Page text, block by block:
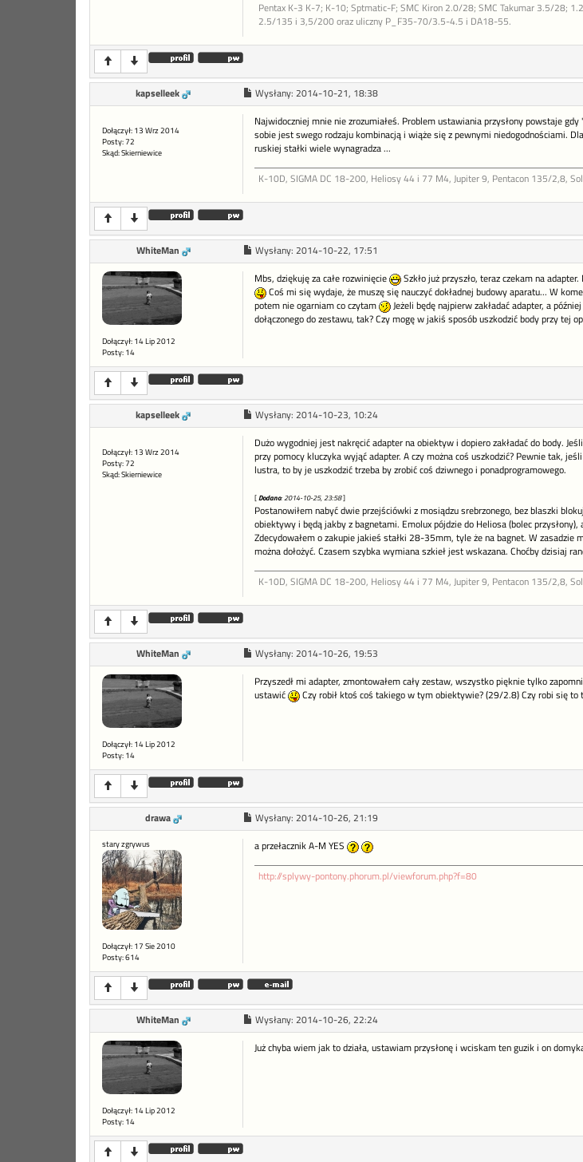
Pentax K-3 K-7; K-10; Sptmatic-F; SMC Kiron 2.0/28; SMC Takumar 3.5/28;
2.5/135 i 3,5/200 oraz uliczny P_F35-70/3.5-4.5 i DA18-55.
kapselleek Wysłany: 2014-10-21, 18:38
Dołączył: 13 Wrz 2014
Posty: 72
Skąd: Skierniewice
Najwidoczniej mnie nie zrozumiałeś. Problem ustawiania przysłony powstaje
sobie jest swego rodzaju kombinacją i wiąże się z pewnymi niedogodnościami.
ruskiej stałki wiele wynagradza ...
K-10D, SIGMA DC 18-200, Heliosy 44 i 77 M4, Jupiter 9, Pentacon 135/2,8,
WhiteMan Wysłany: 2014-10-22, 17:51
Dołączył: 14 Lip 2012
Posty: 14
Mbs, dziękuję za całe rozwinięcie
Szkło już przyszło, teraz czekam na
Coś mi się wydaje, że muszę się nauczyć dokładnej budowy aparatu... W
potem nie ogarniam co czytam
Jeżeli będę najpierw zakładać adapter, a
dołączonego do zestawu, tak? Czy mogę w jakiś sposób uszkodzić body przy tej
kapselleek Wysłany: 2014-10-23, 10:24
Dołączył: 13 Wrz 2014
Posty: 72
Skąd: Skierniewice
Dużo wygodniej jest nakręcić adapter na obiektyw i dopiero zakładać do body.
przy pomocy kluczyka wyjąć adapter. A czy można coś uszkodzić? Pewnie tak,
lustra, to by je uszkodzić trzeba by zrobić coś dziwnego i ponadprogramowego.
[Dodano: 2014-10-25, 23:58]
Postanowiłem nabyć dwie przejściówki z mosiądzu srebrzonego, bez blaszki
obiektywy i będą jakby z bagnetami. Emolux pójdzie do Heliosa (bolec
Zdecydowałem o zakupie jakieś stałki 28-35mm, tyle że na bagnet. W
można dołożyć. Czasem szybka wymiana szkieł jest wskazana. Choćby dzisiaj
K-10D, SIGMA DC 18-200, Heliosy 44 i 77 M4, Jupiter 9, Pentacon 135/2,8,
WhiteMan Wysłany: 2014-10-26, 19:53
Dołączył: 14 Lip 2012
Posty: 14
Przyszedł mi adapter, zmontowałem cały zestaw, wszystko pięknie tylko
ustawić
Czy robił ktoś coś takiego w tym obiektywie? (29/2.8) Czy robi się to
drawa Wysłany: 2014-10-26, 21:19
stary zgrywus
Dołączył: 17 Sie 2010
Posty: 614
a przełacznik A-M YES
http://splywy-pontony.phorum.pl/viewforum.php?f=80
WhiteMan Wysłany: 2014-10-26, 22:24
Dołączył: 14 Lip 2012
Posty: 14
Już chyba wiem jak to działa, ustawiam przysłonę i wciskam ten guzik i on